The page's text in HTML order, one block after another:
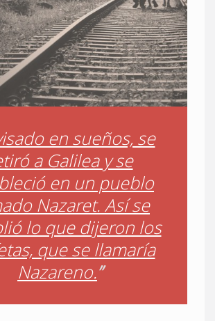
en sueños, se
a Galilea y se
en un pueblo
Nazaret. Así se
lo que dijeron los
que se llamaría
Nazareno.”